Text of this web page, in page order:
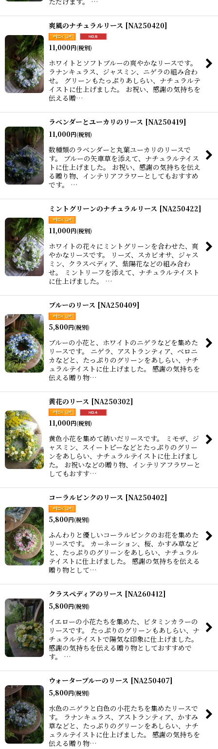
爽風のナチュラルリース [NA250420]
11,000円(税別)
ホワイトとソフトブルーの爽やかなリースです。
ラナンキュラス、ジャスミン、ニゲラの組み合わ
せ。 グリーンもたっぷりあしらい、ナチュラルテ
イストに仕上げました。 お祝い、感謝の気持ちを
伝える贈…
ラベンダーとユーカリのリース [NA250419]
11,000円(税別)
数種類のラベンダーと丸葉ユーカリのリースで
す。 ブルーの矢車草を添えて、ナチュラルテイス
トに仕上げました。 お祝い、感謝の気持ちを伝え
る贈り物、インテリアフラワーとしてもおすすめ
です。 …
ミントグリーンのナチュラルリース [NA250422]
11,000円(税別)
ホワイトの花々にミントグリーンを合わせた、爽
やかなリースです。 リーズ、スカビオサ、ジャス
ミン、クラスべディア、紫陽花などの組み合わ
せ。 ミントリーフを添えて、ナチュラルテイスト
に仕上げました。 …
ブルーのリース [NA250409]
5,800円(税別)
ブルーの小花と、ホワイトのニゲラなどを集めた
リースです。 ニゲラ、アストランティア、ベロニ
カなどと、たっぷりのグリーンをあしらい、ナチ
ュラルテイストに仕上げました。 感謝の気持ちを
伝える贈り物…
黄花のリース [NA250302]
11,000円(税別)
黄色小花を集めて紡いだリースです。 ミモザ、ジ
ャスミン、スイートピーなどとたっぷりのグリー
ンをあしらい、ナチュラルテイストに仕上げまし
た。 お祝いなどの贈り物、インテリアフラワーと
してもおすす…
コーラルピンクのリース [NA250402]
5,800円(税別)
ふんわりと優しいコーラルピンクのお花を集めた
リースです。 カーネーション、桜、かすみ草など
と、たっぷりのグリーンをあしらい、ナチュラル
テイストに仕上げました。 感謝の気持ちを伝える
贈り物として…
クラスペディアのリース [NA260412]
5,800円(税別)
イエローの小花たちを集めた、ビタミンカラーの
リースです。 たっぷりのグリーンもあしらい、ナ
チュラルテイストで陽気な印象に仕上げました。
感謝の気持ちを伝える贈り物としておすすめで
す。 …
ウォーターブルーのリース [NA250407]
5,800円(税別)
水色のニゲラと白色の小花たちを集めたリースで
す。 ラナンキュラス、アストランティア、かすみ
草などと、たっぷりのグリーンをあしらい、ナチ
ュラルテイストに仕上げました。 感謝の気持ちを
伝える贈り物…